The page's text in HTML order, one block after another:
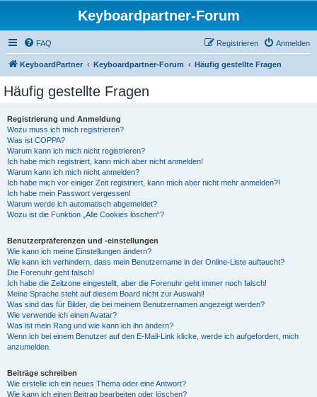
Keyboardpartner-Forum
FAQ Anmelden
Registrieren
KeyboardPartner Keyboardpartner-Forum Häufig gestellte Fragen
Häufig gestellte Fragen
Registrierung und Anmeldung
Wozu muss ich mich registrieren?
Was ist COPPA?
Warum kann ich mich nicht registrieren?
Ich habe mich registriert, kann mich aber nicht anmelden!
Warum kann ich mich nicht anmelden?
Ich habe mich vor einiger Zeit registriert, kann mich aber nicht mehr anmelden?!
Ich habe mein Passwort vergessen!
Warum werde ich automatisch abgemeldet?
Wozu ist die Funktion „Alle Cookies löschen“?
Benutzerpräferenzen und -einstellungen
Wie kann ich meine Einstellungen ändern?
Wie kann ich verhindern, dass mein Benutzername in der Online-Liste auftaucht?
Die Forenuhr geht falsch!
Ich habe die Zeitzone eingestellt, aber die Forenuhr geht immer noch falsch!
Meine Sprache steht auf diesem Board nicht zur Auswahl!
Was sind das für Bilder, die bei meinem Benutzernamen angezeigt werden?
Wie verwende ich einen Avatar?
Was ist mein Rang und wie kann ich ihn ändern?
Wenn ich bei einem Benutzer auf den E-Mail-Link klicke, werde ich aufgefordert, mich
anzumelden.
Beiträge schreiben
Wie erstelle ich ein neues Thema oder eine Antwort?
Wie kann ich einen Beitrag bearbeiten oder löschen?